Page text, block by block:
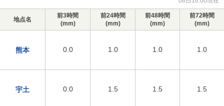
地点名
前3時間
(mm)
前24時間
(mm)
前48時間
(mm)
前72時間
(mm)
熊本 0.0 1.0 1.0 1.0
宇土 0.0 1.5 1.5 1.5